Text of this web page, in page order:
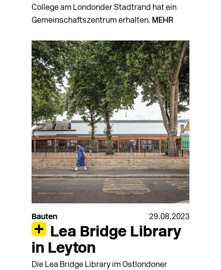
College am Londonder Stadtrand hat ein
Gemein­­schafts­zentrum erhalten. MEHR
Bauten 29.08.2023
Lea Bridge Library
in Leyton
Die Lea Bridge Library im Ostlondoner